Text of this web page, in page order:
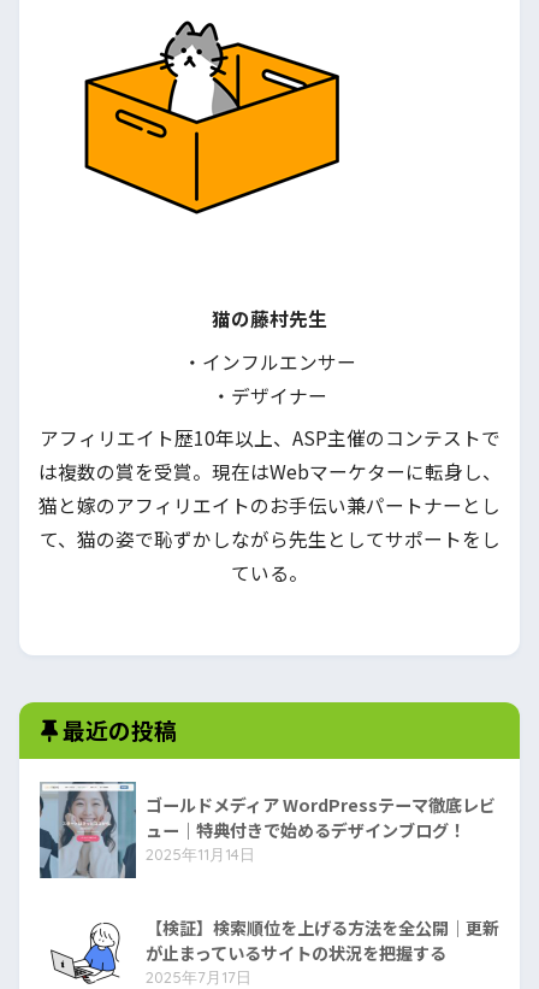
猫の藤村先生
・インフルエンサー
・デザイナー
アフィリエイト歴10年以上、ASP主催のコンテストで
は複数の賞を受賞。現在はWebマーケターに転身し、
猫と嫁のアフィリエイトのお手伝い兼パートナーとし
て、猫の姿で恥ずかしながら先生としてサポートをし
ている。
最近の投稿
ゴールドメディア WordPressテーマ徹底レビ
ュー｜特典付きで始めるデザインブログ！
2025年11月14日
【検証】検索順位を上げる方法を全公開｜更新
が止まっているサイトの状況を把握する
2025年7月17日